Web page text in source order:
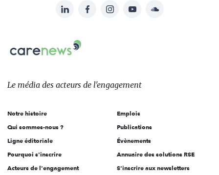
sur:
LinkedInFacebookInstagramYouTubeSoundcloud
Le
des
l'engagement
Le média des acteurs de l'engagement
Notre histoire
Qui sommes-nous ?
Ligne éditoriale
Pourquoi s'inscrire
Acteurs de l'engagement
Emplois
Publications
Évènements
Annuaire des solutions RSE
S'inscrire aux newsletters